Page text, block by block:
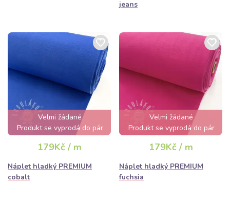
jeans
Velmi žádané
Produkt se vyprodá do pár
hodin
179Kč / m
Náplet hladký PREMIUM
cobalt
Velmi žádané
Produkt se vyprodá do pár
hodin
179Kč / m
Náplet hladký PREMIUM
fuchsia